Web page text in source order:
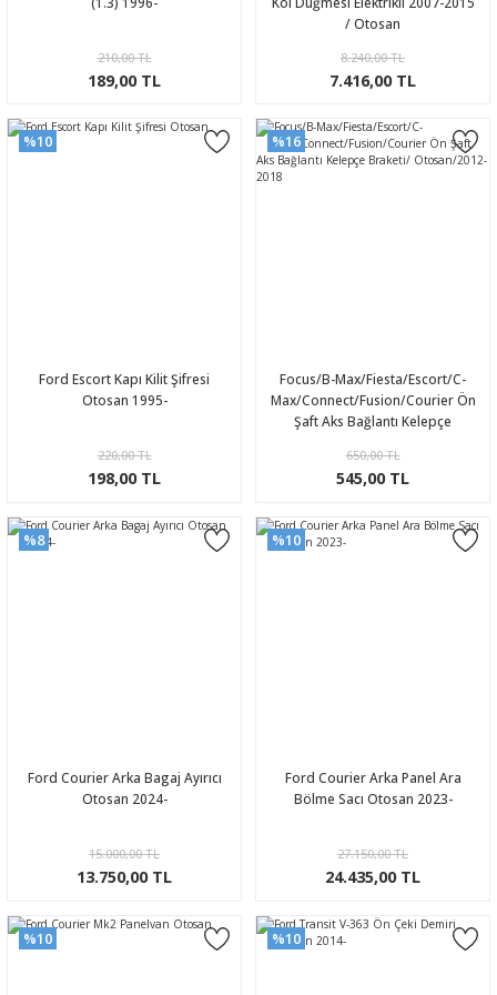
210,00 TL
189,00 TL
/ Otosan
8.240,00 TL
7.416,00 TL
%10
Ford Escort Kapı Kilit Şifresi
Otosan 1995-
220,00 TL
198,00 TL
%16
Focus/B-Max/Fiesta/Escort/C-
Max/Connect/Fusion/Courier Ön
Şaft Aks Bağlantı Kelepçe
650,00 TL
545,00 TL
%8
Ford Courier Arka Bagaj Ayırıcı
Otosan 2024-
15.000,00 TL
13.750,00 TL
%10
Ford Courier Arka Panel Ara
Bölme Sacı Otosan 2023-
27.150,00 TL
24.435,00 TL
%10 %10